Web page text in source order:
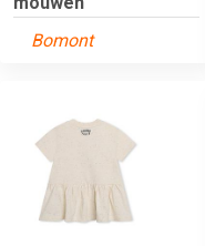
Bomont